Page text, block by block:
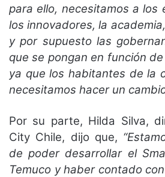
para ello, necesitamos a los
los innovadores, la
y por supuesto las
que se pongan en función
ya que los habitantes de la
necesitamos hacer un
Por su parte, Hilda Silva,
City Chile, dijo que,
de poder desarrollar el
Temuco y haber contado